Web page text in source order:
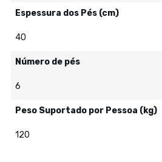
Espessura dos Pés (cm)
40
Número de pés
6
Peso Suportado por Pessoa (kg)
120